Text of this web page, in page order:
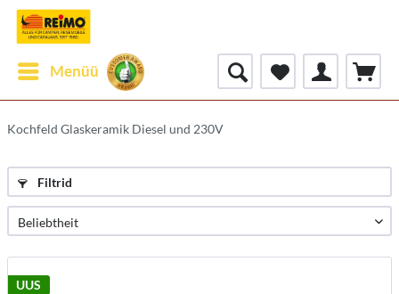
Menüü
Kochfeld Glaskeramik Diesel und 230V
Filtrid
UUS